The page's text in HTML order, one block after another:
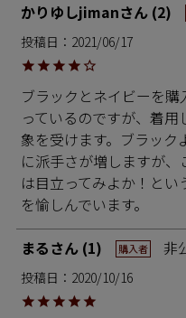
かりゆしjiman 2
投稿日 2021/06/17
ブラックとネイビーを
っているのですが、着
象を受けます。ブラック
に派手さが増しますが
は目立ってみよか！と
を愉しんでいます。
まる 1 購入者 非
投稿日 2020/10/16